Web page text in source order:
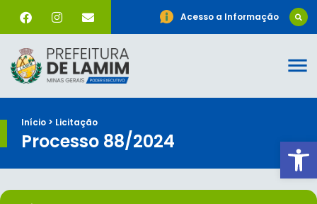
Acesso a Informação
Início > Licitação
Processo 88/2024